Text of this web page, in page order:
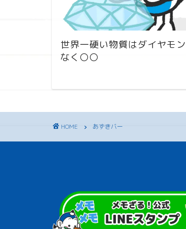
世界一硬い物質はダイヤモ
なく〇〇
HOME あずきバー